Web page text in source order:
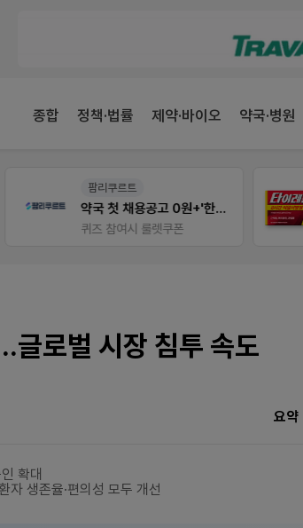
종합 정책·법률 제약·바이오 약국·병원
팜리쿠르트
약국 첫 채용공고 0원+'한번 더' 무료 연장
퀴즈 참여시 룰렛쿠폰
글로벌 시장 침투 속도
요약
확대
생존율·편의성 모두 개선